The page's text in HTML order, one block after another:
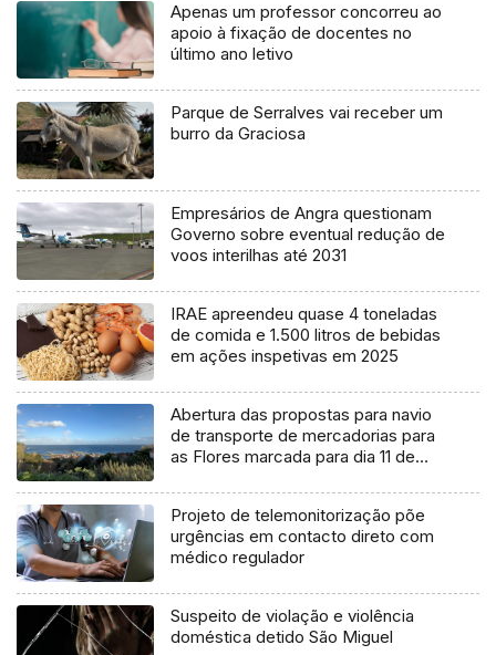
Apenas um professor concorreu ao
apoio à fixação de docentes no
último ano letivo
Parque de Serralves vai receber um
burro da Graciosa
Empresários de Angra questionam
Governo sobre eventual redução de
voos interilhas até 2031
IRAE apreendeu quase 4 toneladas
de comida e 1.500 litros de bebidas
em ações inspetivas em 2025
Abertura das propostas para navio
de transporte de mercadorias para
as Flores marcada para dia 11 de
Projeto de telemonitorização põe
urgências em contacto direto com
médico regulador
Suspeito de violação e violência
doméstica detido São Miguel